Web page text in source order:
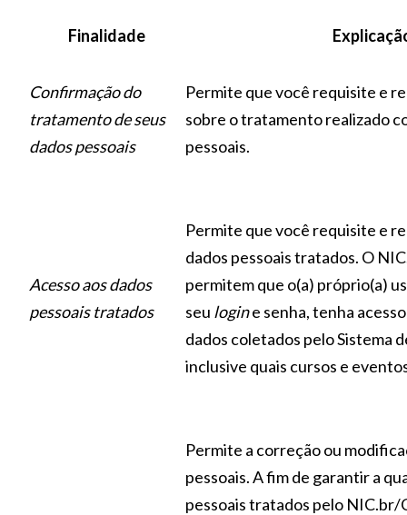
Finalidade
Confirmação do
tratamento de seus
dados pessoais
Permite que você requisite e
sobre o tratamento realizado
pessoais.
Acesso aos dados
pessoais tratados
Permite que você requisite e
dados pessoais tratados. O
permitem que o(a) próprio(a)
seu logine senha, tenha
dados coletados pelo Sistema
inclusive quais cursos e
Permite a correção ou
pessoais.A fim de garantir a
pessoais tratados pelo NIC.br/